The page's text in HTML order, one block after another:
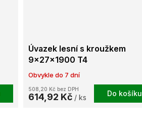
Úvazek lesní s kroužkem
9x27x1900 T4
Obvykle do 7 dní
508,20 Kč bez DPH
614,92 Kč / ks Do košíku